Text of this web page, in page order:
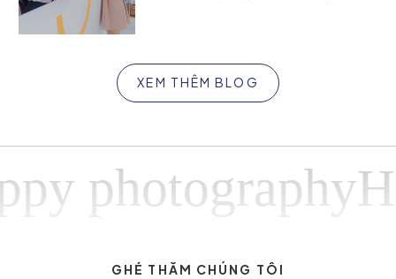
XEM THÊM BLOG
GHÉ THĂM CHÚNG TÔI